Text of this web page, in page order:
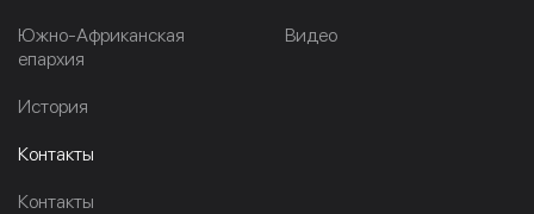
Южно-Африканская
епархия
История
Видео
Контакты
Контакты